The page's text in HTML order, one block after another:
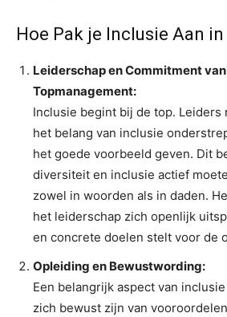
Hoe Pak je Inclusie Aan
Leiderschap en Commitment
Topmanagement:
Inclusie begint bij de top. Leiders
het belang van inclusie
het goede voorbeeld geven. Dit
diversiteit en inclusie actief
zowel in woorden als in daden.
het leiderschap zich openlijk
en concrete doelen stelt voor de
Opleiding en Bewustwording:
Een belangrijk aspect van
zich bewust zijn van